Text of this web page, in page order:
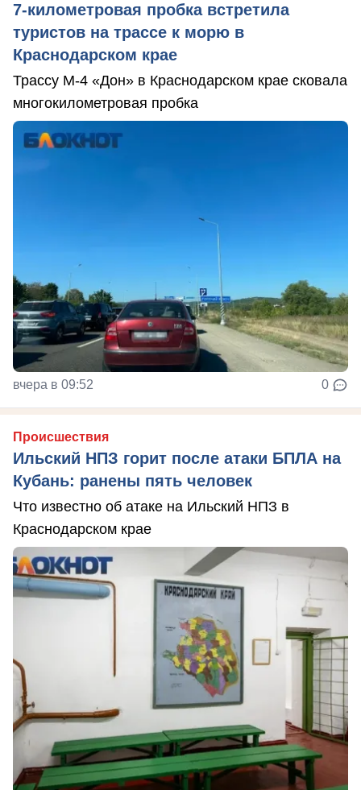
7-километровая пробка встретила
туристов на трассе к морю в
Краснодарском крае
Трассу М-4 «Дон» в Краснодарском крае сковала
многокилометровая пробка
вчера в 09:52 0
Происшествия
Ильский НПЗ горит после атаки БПЛА на
Кубань: ранены пять человек
Что известно об атаке на Ильский НПЗ в
Краснодарском крае